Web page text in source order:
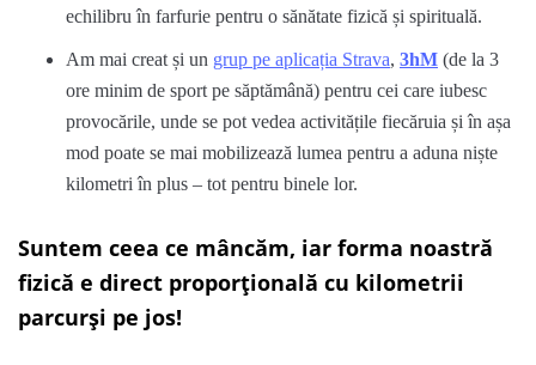
echilibru în farfurie pentru o sănătate fizică și spirituală.
Am mai creat și un grup pe aplicația Strava, 3hM (de la 3
ore minim de sport pe săptămână) pentru cei care iubesc
provocările, unde se pot vedea activitățile fiecăruia și în așa
mod poate se mai mobilizează lumea pentru a aduna niște
kilometri în plus – tot pentru binele lor.
Suntem ceea ce mâncăm, iar forma noastră
fizică e direct proporțională cu kilometrii
parcurși pe jos!